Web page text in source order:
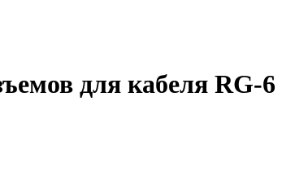
для кабеля RG-6